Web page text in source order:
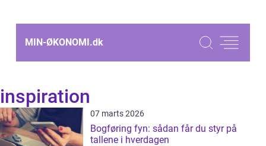
MIN-ØKONOMI.dk
inspiration
07 marts 2026
Bogføring fyn: sådan får du styr på
tallene i hverdagen